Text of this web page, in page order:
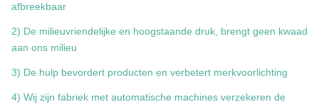
afbreekbaar
2) De milieuvriendelijke en hoogstaande druk, brengt geen kwaad
aan ons milieu
3) De hulp bevordert producten en verbetert merkvoorlichting
4) Wij zijn fabriek met automatische machines verzekeren de